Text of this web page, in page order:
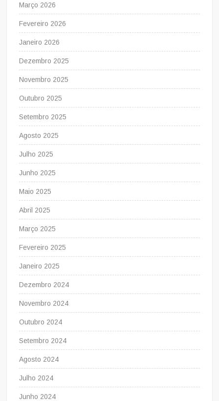
Março 2026
Fevereiro 2026
Janeiro 2026
Dezembro 2025
Novembro 2025
Outubro 2025
Setembro 2025
Agosto 2025
Julho 2025
Junho 2025
Maio 2025
Abril 2025
Março 2025
Fevereiro 2025
Janeiro 2025
Dezembro 2024
Novembro 2024
Outubro 2024
Setembro 2024
Agosto 2024
Julho 2024
Junho 2024